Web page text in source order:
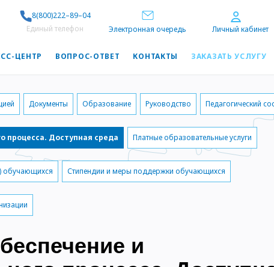
8(800)222–89–04
Единый телефон
Электронная очередь Личный кабинет
ЦЕНТР ВОПРОС-ОТВЕТ КОНТАКТЫ ЗАКАЗАТЬ УСЛУГУ
Документы Образование Руководство Педагогический
процесса. Доступная среда Платные образовательные услуги
обучающихся Стипендии и меры поддержки обучающихся
и